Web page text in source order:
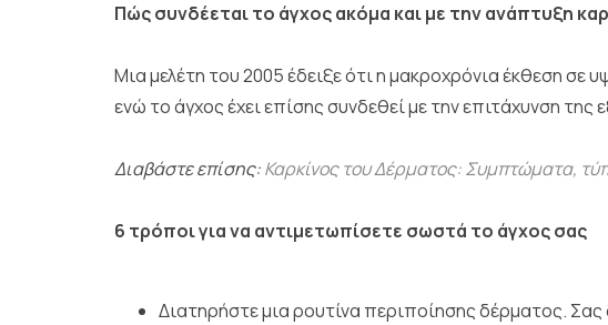
Πώς συνδέεται το άγχος ακόμα και με την ανάπτυξη
Μια μελέτη του 2005 έδειξε ότι η μακροχρόνια έκθεση
ενώ το άγχος έχει επίσης συνδεθεί με την επιτάχυνση
Διαβάστε επίσης:Καρκίνος του Δέρματος: Συμπτώματα,
6 τρόποι για να αντιμετωπίσετε σωστά το άγχος σας
Διατηρήστε μια ρουτίνα περιποίησης δέρματος. Σας